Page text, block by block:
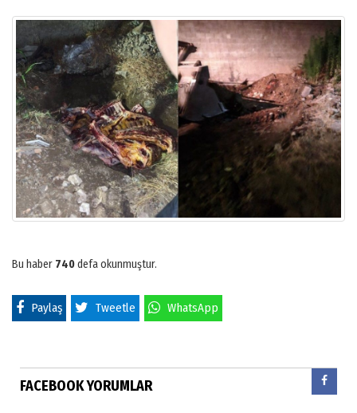
Bu haber 740defa okunmuştur.
Paylaş Tweetle WhatsApp
FACEBOOK YORUMLAR